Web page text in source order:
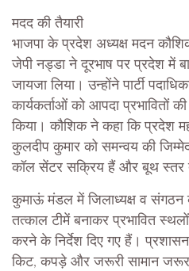
मदद की तैयारी
भाजपा के प्रदेश अध्यक्ष मदन
जेपी नड्डा ने दूरभाष पर प्रदेश में
जायजा लिया। उन्होंने पार्टी
कार्यकर्ताओं को आपदा प्रभावितों
किया। कौशिक ने कहा कि प्रदेश
कुलदीप कुमार को समन्वय की
कॉल सेंटर सक्रिय हैं और बूथ
कुमाऊं मंडल में जिलाध्यक्ष व संगठन के
तत्काल टीमें बनाकर प्रभावित
करने के निर्देश दिए गए हैं।
किट, कपड़े और जरूरी सामान